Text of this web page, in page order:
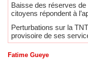
Baisse des réserves
citoyens répondent à
Perturbations sur la
provisoire de ses
Fatime Gueye